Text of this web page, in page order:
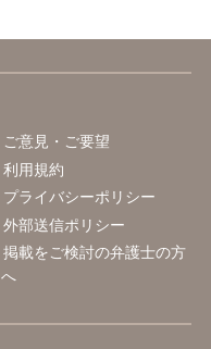
ご意見・ご要望
利用規約
プライバシーポリシー
外部送信ポリシー
掲載をご検討の弁護士の方
へ